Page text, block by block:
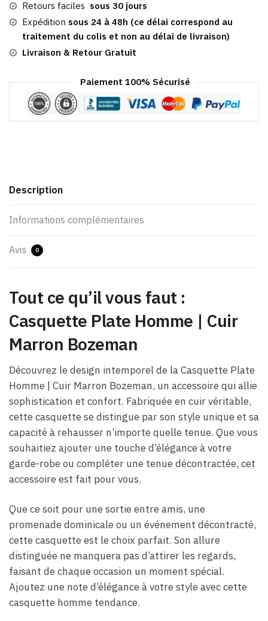
Cuir
Marron
Bozeman
Retours faciles sous 30 jours
Expédition sous 24 à 48h (ce délai correspond au
traitement du colis et non au délai de livraison)
Livraison & Retour Gratuit
Paiement 100% Sécurisé
Description
Informations complémentaires
Avis 0
Tout ce qu’il vous faut :
Casquette Plate Homme | Cuir
Marron Bozeman
Découvrez le design intemporel de la Casquette Plate
Homme | Cuir Marron Bozeman, un accessoire qui allie
sophistication et confort. Fabriquée en cuir véritable,
cette casquette se distingue par son style unique et sa
capacité à rehausser n’importe quelle tenue. Que vous
souhaitiez ajouter une touche d’élégance à votre
garde-robe ou compléter une tenue décontractée, cet
accessoire est fait pour vous.
Que ce soit pour une sortie entre amis, une
promenade dominicale ou un événement décontracté,
cette casquette est le choix parfait. Son allure
distinguée ne manquera pas d’attirer les regards,
faisant de chaque occasion un moment spécial.
Ajoutez une note d’élégance à votre style avec cette
casquette homme tendance.